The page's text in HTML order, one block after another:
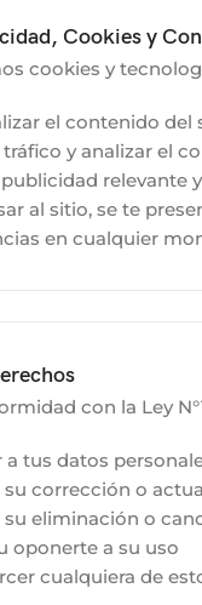
Cookies y
cookies y
el contenido del
tráfico y analizar el
relevante
al sitio, se te
en cualquier
con la Ley
a tus datos
su corrección o
su eliminación o
oponerte a su uso
cualquiera de